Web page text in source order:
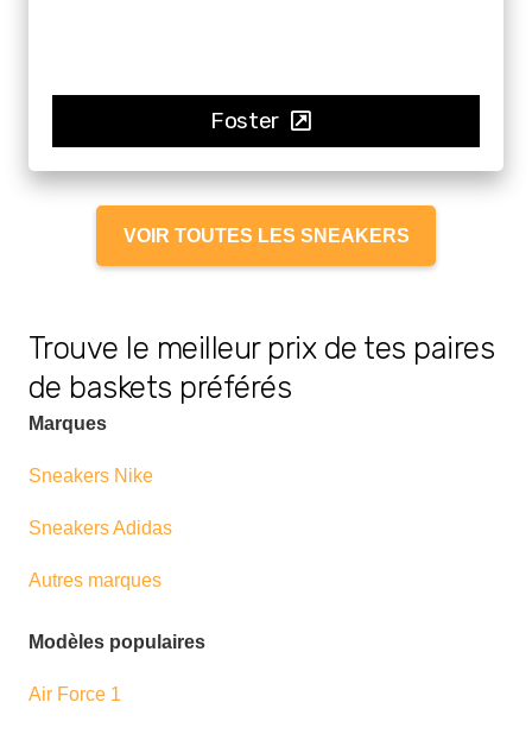
Foster
VOIR TOUTES LES SNEAKERS
Trouve le meilleur prix de tes paires
de baskets préférés
Marques
Sneakers Nike
Sneakers Adidas
Autres marques
Modèles populaires
Air Force 1